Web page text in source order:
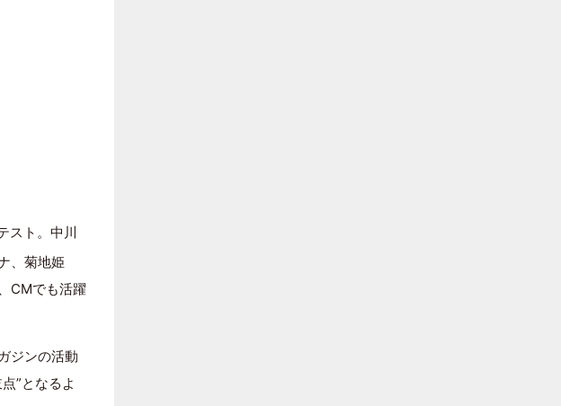
スト。中川
、菊地姫
CMでも活躍
ジンの活動
”となるよ